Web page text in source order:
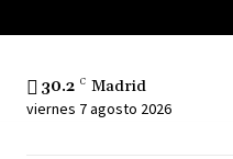
30.2 C Madrid
viernes 7 agosto 2026